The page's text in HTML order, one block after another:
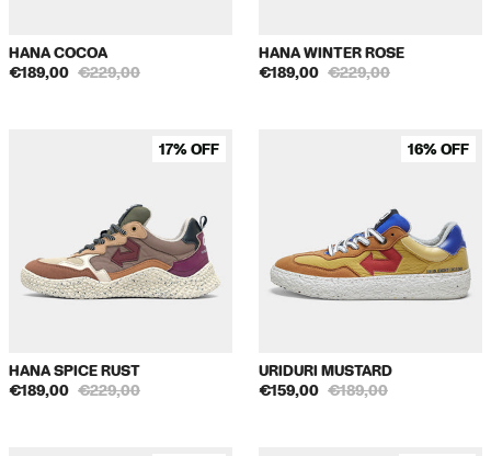
HANA COCOA
€189,00 €229,00
HANA WINTER ROSE
€189,00 €229,00
17% OFF
HANA SPICE RUST
€189,00 €229,00
16% OFF
URIDURI MUSTARD
€159,00 €189,00